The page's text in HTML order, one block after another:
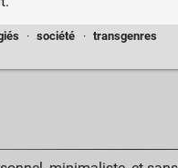
· société · transgenres